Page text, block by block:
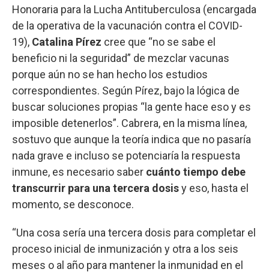
Honoraria para la Lucha Antituberculosa (encargada
de la operativa de la vacunación contra el COVID-
19), Catalina Pírez cree que “no se sabe el
beneficio ni la seguridad” de mezclar vacunas
porque aún no se han hecho los estudios
correspondientes. Según Pírez, bajo la lógica de
buscar soluciones propias “la gente hace eso y es
imposible detenerlos”. Cabrera, en la misma línea,
sostuvo que aunque la teoría indica que no pasaría
nada grave e incluso se potenciaría la respuesta
inmune, es necesario saber cuánto tiempo debe
transcurrir para una tercera dosisy eso, hasta el
momento, se desconoce.
“Una cosa sería una tercera dosis para completar el
proceso inicial de inmunización y otra a los seis
meses o al año para mantener la inmunidad en el